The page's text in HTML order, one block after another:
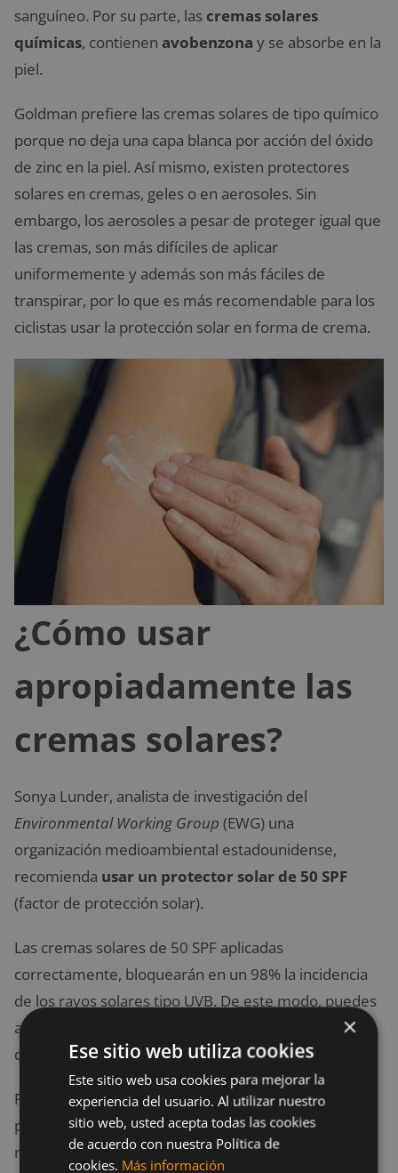
sanguíneo. Por su parte, las cremas solares
químicas, contienen avobenzona y se absorbe en la
piel.
Goldman prefiere las cremas solares de tipo químico
porque no deja una capa blanca por acción del óxido
de zinc en la piel. Así mismo, existen protectores
solares en cremas, geles o en aerosoles. Sin
embargo, los aerosoles a pesar de proteger igual que
las cremas, son más difíciles de aplicar
uniformemente y además son más fáciles de
transpirar, por lo que es más recomendable para los
ciclistas usar la protección solar en forma de crema.
¿Cómo usar
apropiadamente las
cremas solares?
Sonya Lunder, analista de investigación del
Environmental Working Group (EWG) una
organización medioambiental estadounidense,
recomienda usar un protector solar de 50 SPF
(factor de protección solar).
Las cremas solares de 50 SPF aplicadas
correctamente, bloquearán en un 98% la incidencia
de los rayos solares tipo UVB. De este modo, puedes
aplicarte crema solar de 30 a 50 SPF cada dos horas
durante tu recorrido.
Por su parte, el Dr. Goldman sugiere al ciclista aplicar
protector solar a toda la piel expuesta unos 15
minutos antes de cada viaje, especialmente en las
×
Ese sitio web utiliza cookies
Este sitio web usa cookies para mejorar la
experiencia del usuario. Al utilizar nuestro
sitio web, usted acepta todas las cookies
de acuerdo con nuestra Política de
cookies. Más información